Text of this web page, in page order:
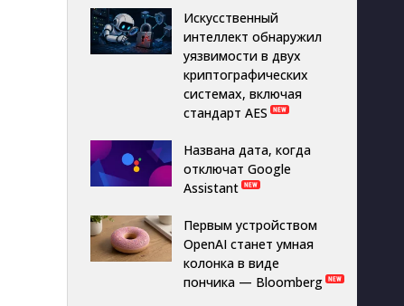
Искусственный
интеллект обнаружил
уязвимости в двух
криптографических
системах, включая
стандарт AES
Названа дата, когда
отключат Google
Assistant
Первым устройством
OpenAI станет умная
колонка в виде
пончика — Bloomberg